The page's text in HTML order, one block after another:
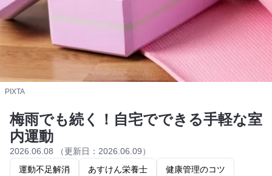
PIXTA
梅雨でも続く！自宅でできる手軽な室
内運動
2026.06.08 （更新日：2026.06.09）
運動不足解消
あすけん栄養士 健康管理のコツ